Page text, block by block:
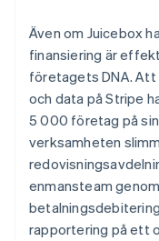
Även om Juicebox
finansiering är
företagets DNA.
och data på Stripe
5 000 företag på
verksamheten
enmansteam
rapportering på ett